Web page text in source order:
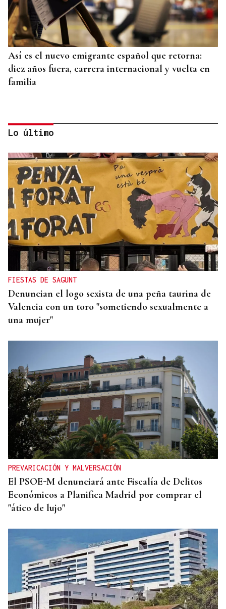
Así es el nuevo emigrante español que retorna:
diez años fuera, carrera internacional y vuelta en
familia
PLAN RETORNAS
Asturias concede un nuevo paquete de ayudas al
retorno con importes de hasta 6.000 euros por
persona
Lo último
FIESTAS DE SAGUNT
Denuncian el logo sexista de una peña taurina de
Valencia con un toro "sometiendo sexualmente a
una mujer"
PREVARICACIÓN Y MALVERSACIÓN
El PSOE-M denunciará ante Fiscalía de Delitos
Económicos a Planifica Madrid por comprar el
"ático de lujo"